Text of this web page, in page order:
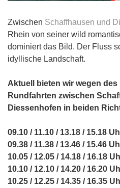
Zwischen Schaffhausen und
Rhein von seiner wild
dominiert das Bild. Der Fluss
idyllische Landschaft.
Aktuell bieten wir wegen
Rundfahrten zwischen
Diessenhofen in beiden
09.10 / 11.10 / 13.18 / 15.18
09.38 / 11.38 / 13.46 / 15.46
10.05 / 12.05 / 14.18 / 16.18
10.10 / 12.10 / 14.20 / 16.20
10.25 / 12.25 / 14.35 / 16.35